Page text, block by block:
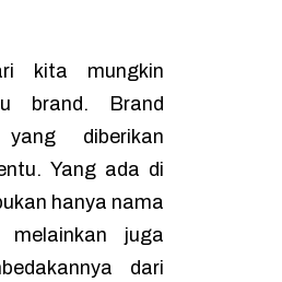
kita mungkin
brand .
Brand
yang diberikan
Yang ada di
hanya nama
juga
dari